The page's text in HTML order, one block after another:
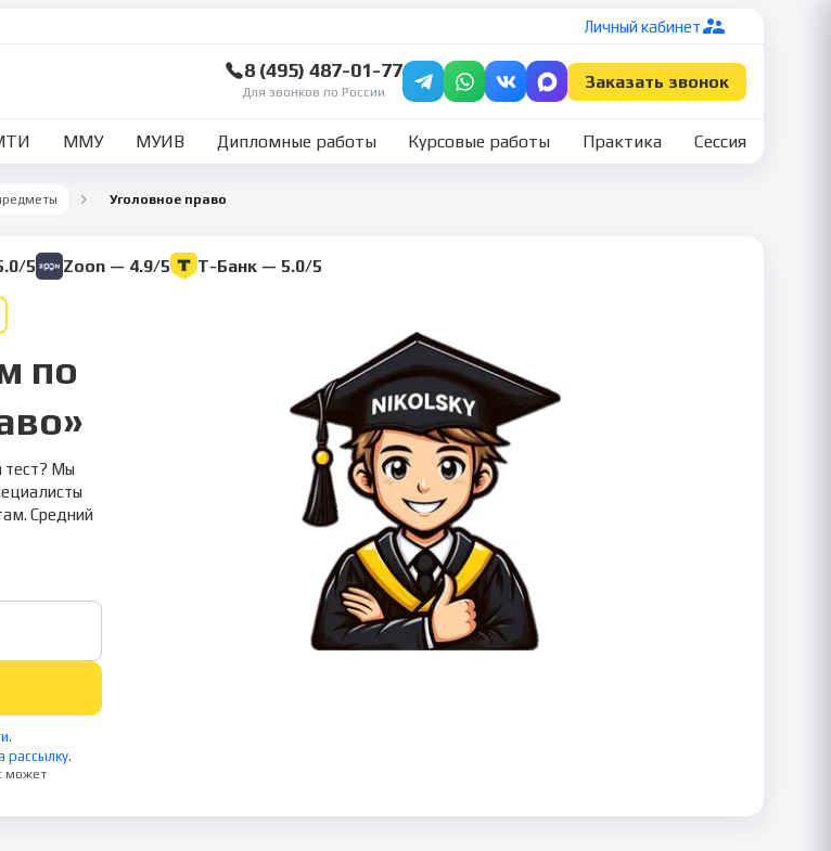
Личный кабинет
8 (495) 487-01-77
Для звонков по России
Заказать звонок
ММУ МУИВ Дипломные работы Курсовые работы Практика Сессия
Уголовное право
5 Zoon — 4.9/5 Т-Банк — 5.0/5
по
тест? Мы
Средний
.
рассылку.
может